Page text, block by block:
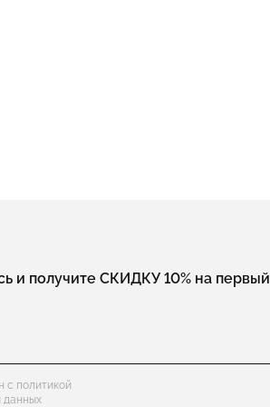
и получите СКИДКУ 10% на первый
с политикой
данных